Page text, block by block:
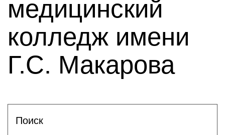
медицинский
колледж имени
Г.С. Макарова
Поиск